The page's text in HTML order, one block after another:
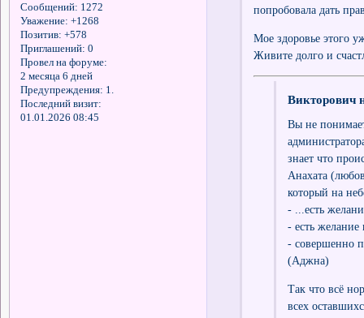
Сообщений: 1272
Уважение: +1268
Позитив: +578
Приглашений: 0
Провел на форуме:
2 месяца 6 дней
Предупреждения: 1.
Последний визит:
01.01.2026 08:45
попробовала дать
Мое здоровье этого
Живите долго и
Викторович
Вы не
знает что
Анахата
который на
- ...есть
- есть желание
- совершенно
(Аджна)
Так что всё
всех